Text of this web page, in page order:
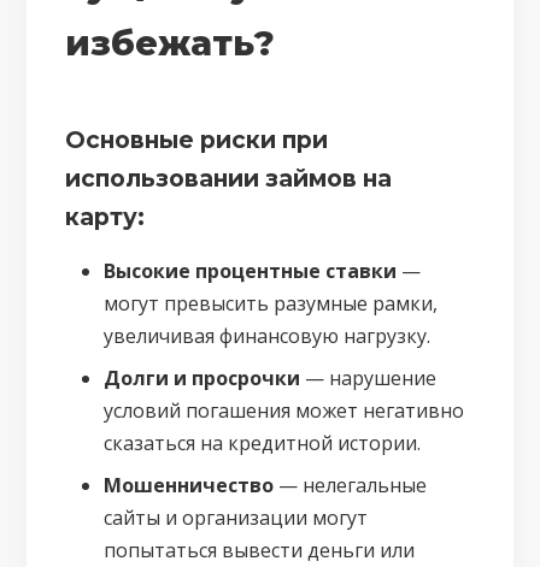
избежать?
Основные риски при
использовании займов на
карту:
Высокие процентные ставки —
могут превысить разумные рамки,
увеличивая финансовую нагрузку.
Долги и просрочки — нарушение
условий погашения может негативно
сказаться на кредитной истории.
Мошенничество — нелегальные
сайты и организации могут
попытаться вывести деньги или